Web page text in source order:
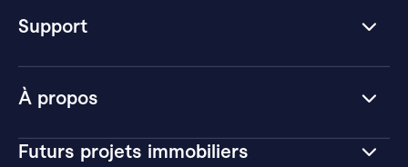
À propos
Futurs projets immobiliers
Support